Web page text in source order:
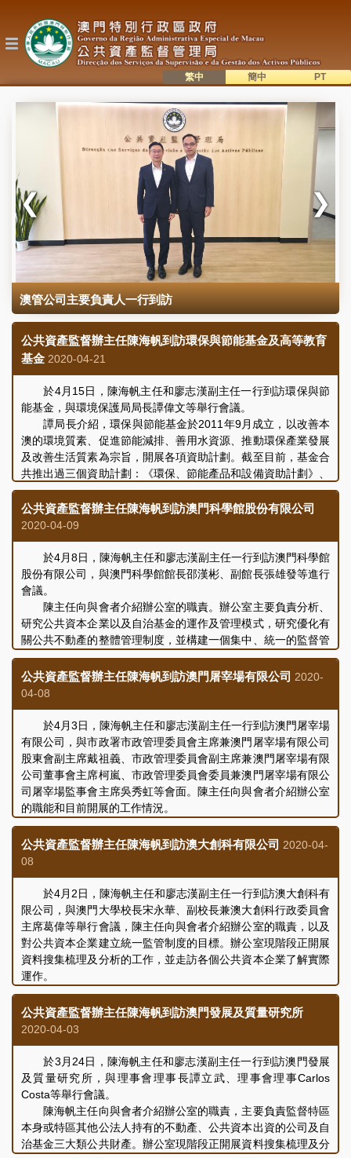
主
語系切換
澳管公司主要負責人一行到訪
公共資產監督辦主任陳海帆到訪環保與節能基金及高等教育
基金 2020-04-21
於4月15日，陳海帆主任和廖志漢副主任一行到訪環保與節
能基金，與環境保護局局長譚偉文等舉行會議。
譚局長介紹，環保與節能基金於2011年9月成立，以改善本
澳的環境質素、促進節能減排、善用水資源、推動環保產業發展
及改善生活質素為宗旨，開展各項資助計劃。截至目前，基金合
共推出過三個資助計劃：《環保、節能產品和設備資助計劃》、
《淘汰重型及輕型二衝程摩托車資助計劃》和《回收業設備及車
輛資助計劃》。這些資助計劃對於幫助降低空氣污染、培養居民
環保意識以及扶持環保相關行業，發揮了積極的作用。未來，基
金將會推出更多的專項資助計劃，以促進自身宗旨的實現。
雙方就基金的運作情況、資助流程、評審程序、事後監察和
社會效益等問題進行了交流並交換意見。
於4月16日，陳海帆主任和廖志漢副主任一行到訪高等教育
基金，與高等教育局局長蘇朝暉等進行會議。
蘇局長介紹高等教育基金於2018年8月成立，旨在執行資助
高等院校及高等教育素質發展的政策、促進高等教育的平等入學
機會，以及配合高等教育的優先政策和高等院校的發展計劃而提
供資助和財政支援。目前，由基金提供資助的項目分為面向高等
院校、教學及科研人員、學生及學生社團三個類別，主要包括：
助、高等院校人文社會範疇研究專項資助計劃、粵港澳大灣區旅
遊教育培訓專項資助、高等院校教研人員專業發展資助、大專學
生學習用品津貼、研究生獎學金及高校學生社團年度資助計劃。
雙方就基金與其他公共部門或實體之間的分工關係、評審準
則、面對之挑戰以及未來定位等議題進行了深入討論，會議取得
良好成效，為辦公室工作的順利開展提供了有用的資訊。
公共資產監督辦主任陳海帆到訪澳門科學館股份有限公司
2020-04-09
於4月8日，陳海帆主任和廖志漢副主任一行到訪澳門科學館
股份有限公司，與澳門科學館館長邵漢彬、副館長張雄發等進行
會議。
陳主任向與會者介紹辦公室的職責。辦公室主要負責分析、
研究公共資本企業以及自治基金的運作及管理模式，研究優化有
關公共不動產的整體管理制度，並構建一個集中、統一的監督管
理體系。為落實上述職責，辦公室現階段正開展資料搜集、梳理
及分析的工作，並走訪各個公共資本企業了解實際運作。
邵漢彬館長介紹公司以運營澳門科學館為事業。科學館於
旅遊發展及作爲地區性科普教育及會展平台為宗旨。科學館內設
有12個不同主題的長期展廳和2個適時更換的專題展覽廳。2019
年，科學館共接待訪客近70萬人次，會議中心、大堂展覽廳及館
外場地所舉辦的活動合共接待約6萬人次。為進一步推廣科學教
育，科學館積極推動“館校合作—走進校園”，除安排學校團體參
觀外，更有科普課程、講座、大小型的科學展覽及活動日等活
動。
雙方就公司的運作及管理情況、對外合作、營運面對之挑戰
等議題進行了交流和討論。會後陳主任一行隨邵館長參觀了科學
公共資產監督辦主任陳海帆到訪澳門屠宰場有限公司 2020-
04-08
於4月3日，陳海帆主任和廖志漢副主任一行到訪澳門屠宰場
有限公司，與市政署市政管理委員會主席兼澳門屠宰場有限公司
股東會副主席戴祖義、市政管理委員會副主席兼澳門屠宰場有限
公司董事會主席柯嵐、市政管理委員會委員兼澳門屠宰場有限公
司屠宰場監事會主席吳秀虹等會面。陳主任向與會者介紹辦公室
的職能和目前開展的工作情況。
戴祖義主席介紹澳門屠宰場有限公司的經營情況。公司自成
立至今，負責為本澳的鮮肉攤販及領有准照的商號提供活畜的屠
宰以及屠體運送服務，確保市場上新鮮肉類的供應。面對新型冠
衛生嚴格把關，保障鮮肉供應的持續與安全。雙方就公司經營面
臨的困難以及未來的方向發展進行了交流。會後陳主任一行隨戴
主席參觀了屠宰場的各項設施。
公共資產監督辦主任陳海帆到訪澳大創科有限公司 2020-04-
08
於4月2日，陳海帆主任和廖志漢副主任一行到訪澳大創科有
限公司，與澳門大學校長宋永華、副校長兼澳大創科行政委員會
主席葛偉等舉行會議，陳主任向與會者介紹辦公室的職責，以及
對公共資本企業建立統一監管制度的目標。辦公室現階段正開展
資料搜集梳理及分析的工作，並走訪各個公共資本企業了解實際
運作。
葛副校長介紹澳大創科有限公司的發展歷史和運作情況。澳
大創科有限公司成立於2006年，由澳門大學全資擁有，致力於
推廣和轉移澳門大學的研究成果。此外，公司在珠海設立了珠海
主任進一步向葛副校長瞭解了公司與澳門各公共部門和實體之間
的合作關係，以及現時在科研成果推廣和轉化方面取得的進展。
雙方就公司運營中遇到的困難及未來的發展定位進行了深入的交
公共資產監督辦主任陳海帆到訪澳門發展及質量研究所
2020-04-03
於3月24日，陳海帆主任和廖志漢副主任一行到訪澳門發展
及質量研究所，與理事會理事長譚立武、理事會理事Carlos
Costa等舉行會議。
陳海帆主任向與會者介紹辦公室的職責，主要負責監督特區
本身或特區其他公法人持有的不動產、公共資本出資的公司及自
治基金三大類公共財產。辦公室現階段正開展資料搜集梳理及分